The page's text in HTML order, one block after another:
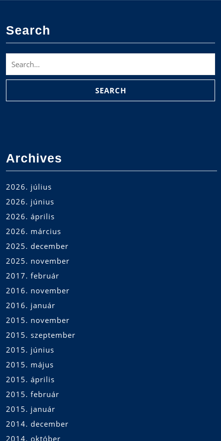
Search
for:
Archives
2026. július
2026. június
2026. április
2026. március
2025. december
2025. november
2017. február
2016. november
2016. január
2015. november
2015. szeptember
2015. június
2015. május
2015. április
2015. február
2015. január
2014. december
2014. október